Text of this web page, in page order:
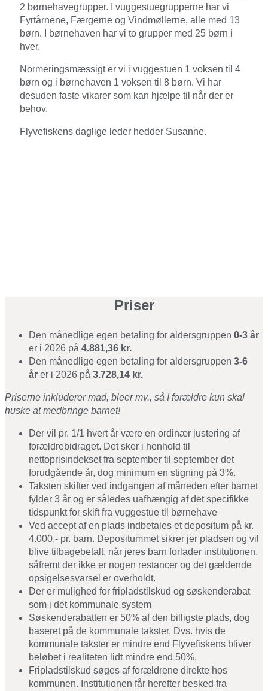
2 børnehavegrupper. I vuggestuegrupperne har vi
Fyrtårnene, Færgerne og Vindmøllerne, alle med 13
børn. I børnehaven har vi to grupper med 25 børn i
hver.
Normeringsmæssigt er vi i vuggestuen 1 voksen til 4
børn og i børnehaven 1 voksen til 8 børn. Vi har
desuden faste vikarer som kan hjælpe til når der er
behov.
Flyvefiskens daglige leder hedder Susanne.
Priser
Den månedlige egen betaling for aldersgruppen 0-3 år
er i 2026 på 4.881,36 kr.
Den månedlige egen betaling for aldersgruppen 3-6
år er i 2026 på 3.728,14 kr.
Priserne inkluderer mad, bleer mv., så I forældre kun skal
huske at medbringe barnet!
Der vil pr. 1/1 hvert år være en ordinær justering af
forældrebidraget. Det sker i henhold til
nettoprisindekset fra september til september det
forudgående år, dog minimum en stigning på 3%.
Taksten skifter ved indgangen af måneden efter barnet
fylder 3 år og er således uafhængig af det specifikke
tidspunkt for skift fra vuggestue til børnehave
Ved accept af en plads indbetales et depositum på kr.
4.000,- pr. barn. Depositummet sikrer jer pladsen og vil
blive tilbagebetalt, når jeres barn forlader institutionen,
såfremt der ikke er nogen restancer og det gældende
opsigelsesvarsel er overholdt.
Der er mulighed for fripladstilskud og søskenderabat
som i det kommunale system
Søskenderabatten er 50% af den billigste plads, dog
baseret på de kommunale takster. Dvs. hvis de
kommunale takster er mindre end Flyvefiskens bliver
beløbet i realiteten lidt mindre end 50%.
Fripladstilskud søges af forældrene direkte hos
kommunen. Institutionen får herefter besked fra